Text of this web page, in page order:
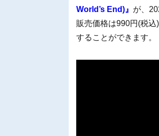
World’s End)』 が、
販売価格は990円(税
することができます。